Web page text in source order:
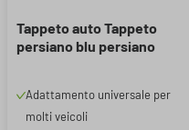
Tappeto auto Tappeto
persiano blu persiano
Adattamento universale per
molti veicoli